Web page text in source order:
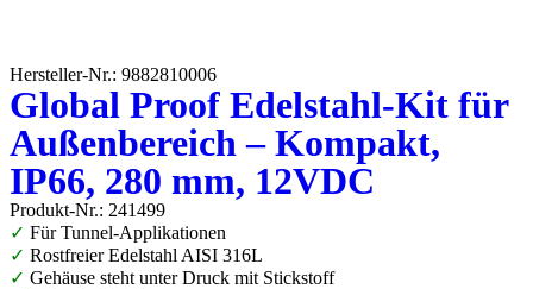
Hersteller-Nr.: 9882810006
Global Proof Edelstahl-Kit für
Außenbereich – Kompakt,
IP66, 280 mm, 12VDC
Produkt-Nr.: 241499
✓ Für Tunnel-Applikationen
✓ Rostfreier Edelstahl AISI 316L
✓ Gehäuse steht unter Druck mit Stickstoff